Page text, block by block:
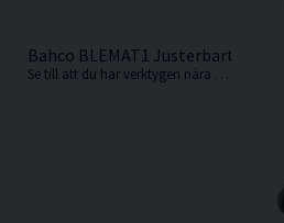
Bahco BLEMAT1 Justerbart
Se till att du har verktygen nära till hands för ökad effektivitet vid bilservicen med detta praktiska lyftbord från Bahco.